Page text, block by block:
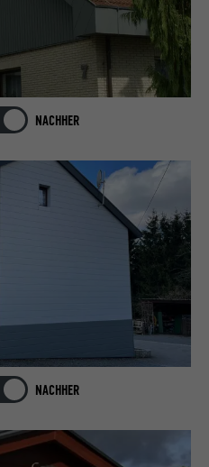
NACHHER
NACHHER